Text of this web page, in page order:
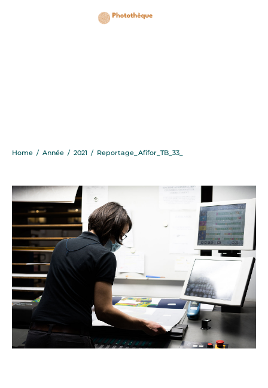
Home / Année / 2021 / Reportage_Afifor_TB_33_